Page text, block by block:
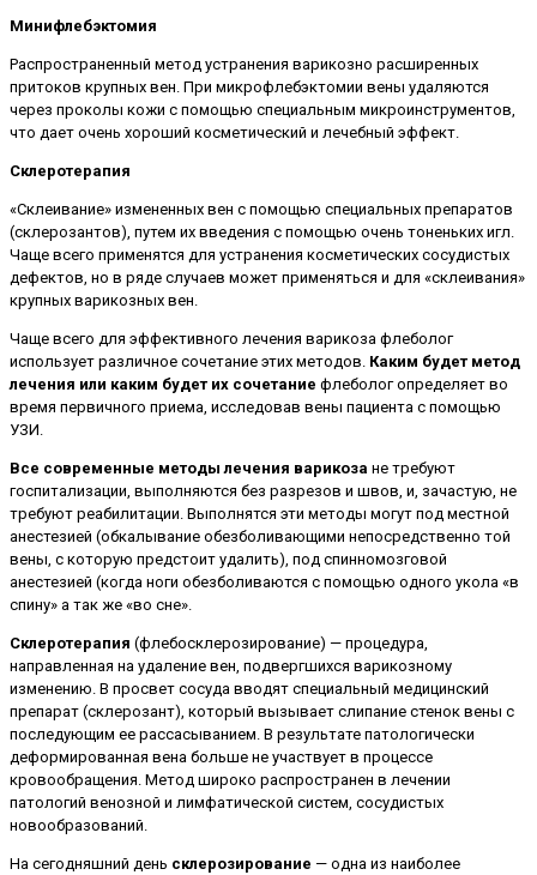
Минифлебэктомия
Распространенный метод устранения варикозно расширенных
притоков крупных вен. При микрофлебэктомии вены удаляются
через проколы кожи с помощью специальным микроинструментов,
что дает очень хороший косметический и лечебный эффект.
Склеротерапия
«Склеивание» измененных вен с помощью специальных препаратов
(склерозантов), путем их введения с помощью очень тоненьких игл.
Чаще всего применятся для устранения косметических сосудистых
дефектов, но в ряде случаев может применяться и для «склеивания»
крупных варикозных вен.
Чаще всего для эффективного лечения варикоза флеболог
использует различное сочетание этих методов. Каким будет метод
лечения или каким будет их сочетание флеболог определяет во
время первичного приема, исследовав вены пациента с помощью
УЗИ.
Все современные методы лечения варикоза не требуют
госпитализации, выполняются без разрезов и швов, и, зачастую, не
требуют реабилитации. Выполнятся эти методы могут под местной
анестезией (обкалывание обезболивающими непосредственно той
вены, с которую предстоит удалить), под спинномозговой
анестезией (когда ноги обезболиваются с помощью одного укола «в
спину» а так же «во сне».
Склеротерапия (флебосклерозирование) — процедура,
направленная на удаление вен, подвергшихся варикозному
изменению. В просвет сосуда вводят специальный медицинский
препарат (склерозант), который вызывает слипание стенок вены с
последующим ее рассасыванием. В результате патологически
деформированная вена больше не участвует в процессе
кровообращения. Метод широко распространен в лечении
патологий венозной и лимфатической систем, сосудистых
новообразований.
На сегодняшний день склерозирование — одна из наиболее